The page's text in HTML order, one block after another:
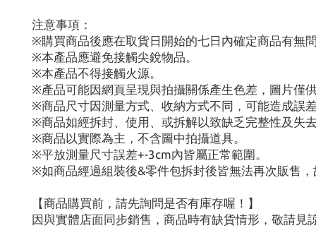
注意事項：
※購買商品後應在取貨日開始的七日內確定商品有無
※本產品應避免接觸尖銳物品。
※本產品不得接觸火源。
※產品可能因網頁呈現與拍攝關係產生色差，圖片僅
※商品尺寸因測量方式、收納方式不同，可能造成誤
※商品如經拆封、使用、或拆解以致缺乏完整性及失
※商品以實際為主，不含圖中拍攝道具。
※平放測量尺寸誤差+-3cm內皆屬正常範圍。
※如商品經過組裝後&零件包拆封後皆無法再次販售
【商品購買前，請先詢問是否有庫存喔！】
因與實體店面同步銷售，商品時有缺貨情形，敬請見